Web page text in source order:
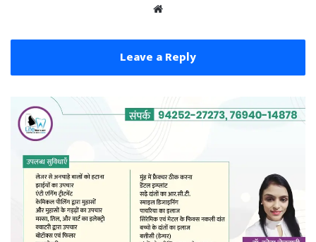
Leave a Reply